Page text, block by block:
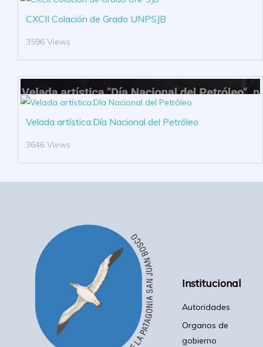
CXCII Colación de Grado UNPSJB
3596 Views
Velada artística:Día Nacional del Petróleo
3646 Views
Institucional
Autoridades
Organos de
gobierno